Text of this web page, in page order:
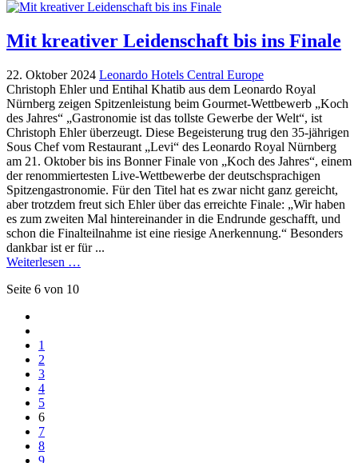
Mit kreativer Leidenschaft bis ins Finale
22. Oktober 2024 Leonardo Hotels Central Europe
Christoph Ehler und Entihal Khatib aus dem Leonardo Royal
Nürnberg zeigen Spitzenleistung beim Gourmet-Wettbewerb „Koch
des Jahres“ „Gastronomie ist das tollste Gewerbe der Welt“, ist
Christoph Ehler überzeugt. Diese Begeisterung trug den 35-jährigen
Sous Chef vom Restaurant „Levi“ des Leonardo Royal Nürnberg
am 21. Oktober bis ins Bonner Finale von „Koch des Jahres“, einem
der renommiertesten Live-Wettbewerbe der deutschsprachigen
Spitzengastronomie. Für den Titel hat es zwar nicht ganz gereicht,
aber trotzdem freut sich Ehler über das erreichte Finale: „Wir haben
es zum zweiten Mal hintereinander in die Endrunde geschafft, und
schon die Finalteilnahme ist eine riesige Anerkennung.“ Besonders
dankbar ist er für ...
Weiterlesen …
Seite 6 von 10
1
2
3
4
5
6
7
8
9